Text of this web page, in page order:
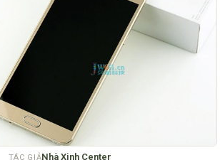
a
i
TÁC GIẢNhà Xinh Center